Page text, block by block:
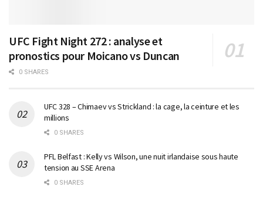
UFC Fight Night 272 : analyse et
pronostics pour Moicano vs Duncan
0 SHARES
UFC 328 – Chimaev vs Strickland : la cage, la ceinture et les
millions
0 SHARES
PFL Belfast : Kelly vs Wilson, une nuit irlandaise sous haute
tension au SSE Arena
0 SHARES